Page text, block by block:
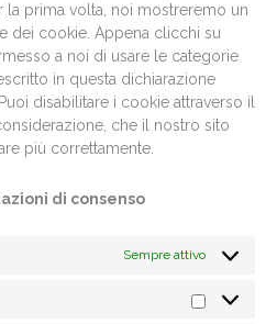
la prima volta, noi mostreremo un
dei cookie. Appena clicchi su
a noi di usare le categorie
in questa dichiarazione
disabilitare i cookie attraverso il
che il nostro sito
più correttamente.
di consenso
Sempre attivo